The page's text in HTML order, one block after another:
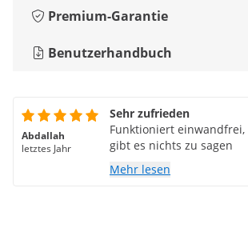
Premium-Garantie
Benutzerhandbuch
Abdallah
letztes Jahr
Sehr zufrieden
Funktioniert
gibt es nichts zu sagen
Mehr lesen